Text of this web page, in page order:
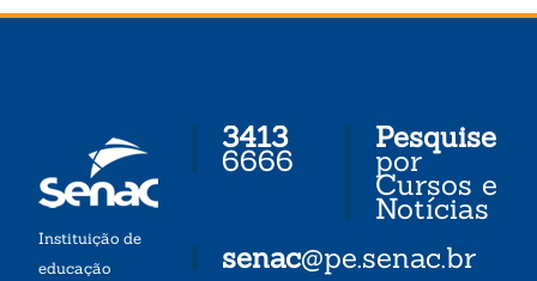
Instituição de
educação
3413
6666
senac@pe.senac.br
Pesquise
por
Cursos e
Notícias